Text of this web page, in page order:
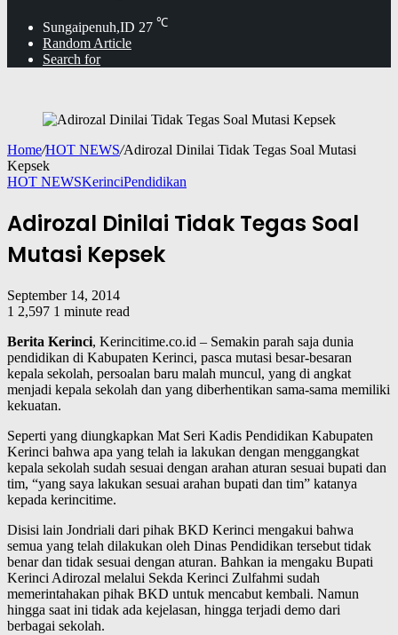
Sungaipenuh,ID 27 ℃
Random Article
Search for
Home/HOT NEWS/Adirozal Dinilai Tidak Tegas Soal Mutasi
Kepsek
HOT NEWSKerinciPendidikan
Adirozal Dinilai Tidak Tegas Soal
Mutasi Kepsek
September 14, 2014
1 2,597 1 minute read
Berita Kerinci, Kerincitime.co.id – Semakin parah saja dunia
pendidikan di Kabupaten Kerinci, pasca mutasi besar-besaran
kepala sekolah, persoalan baru malah muncul, yang di angkat
menjadi kepala sekolah dan yang diberhentikan sama-sama memiliki
kekuatan.
Seperti yang diungkapkan Mat Seri Kadis Pendidikan Kabupaten
Kerinci bahwa apa yang telah ia lakukan dengan menggangkat
kepala sekolah sudah sesuai dengan arahan aturan sesuai bupati dan
tim, “yang saya lakukan sesuai arahan bupati dan tim” katanya
kepada kerincitime.
Disisi lain Jondriali dari pihak BKD Kerinci mengakui bahwa
semua yang telah dilakukan oleh Dinas Pendidikan tersebut tidak
benar dan tidak sesuai dengan aturan. Bahkan ia mengaku Bupati
Kerinci Adirozal melalui Sekda Kerinci Zulfahmi sudah
memerintahakan pihak BKD untuk mencabut kembali. Namun
hingga saat ini tidak ada kejelasan, hingga terjadi demo dari
berbagai sekolah.